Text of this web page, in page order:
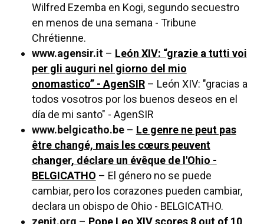
Wilfred Ezemba en Kogi, segundo secuestro
en menos de una semana - Tribune
Chrétienne.
www.agensir.it– León XIV: “grazie a tutti voi
per gli auguri nel giorno del mio
onomastico” - AgenSIR– León XIV: "gracias a
todos vosotros por los buenos deseos en el
día de mi santo" - AgenSIR
www.belgicatho.be– Le genre ne peut pas
être changé, mais les cœurs peuvent
changer, déclare un évêque de l'Ohio -
BELGICATHO – El género no se puede
cambiar, pero los corazones pueden cambiar,
declara un obispo de Ohio - BELGICATHO.
zenit.org – Pope Leo XIV scores 8 out of 10